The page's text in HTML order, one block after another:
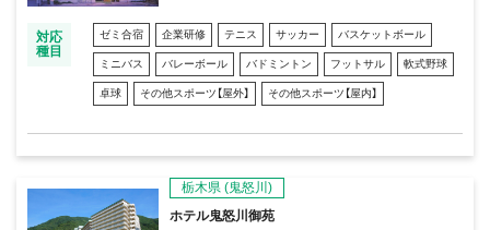
対応
種目
ゼミ合宿 企業研修 テニス サッカー バスケットボール
ミニバス バレーボール バドミントン フットサル 軟式野球
卓球 その他スポーツ【屋外】 その他スポーツ【屋内】
栃木県 (鬼怒川)
ホテル鬼怒川御苑